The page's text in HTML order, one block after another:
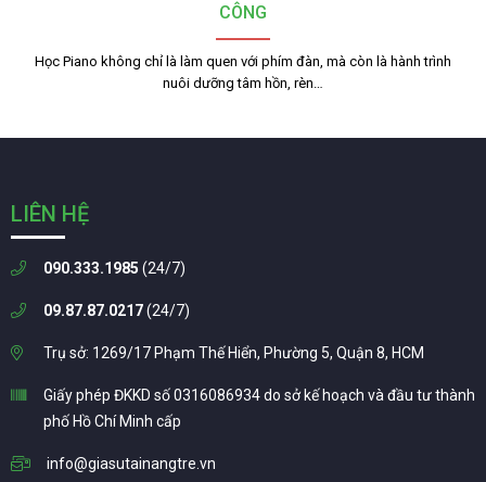
CÔNG
Học Piano không chỉ là làm quen với phím đàn, mà còn là hành trình
nuôi dưỡng tâm hồn, rèn…
LIÊN HỆ
090.333.1985 (24/7)
09.87.87.0217(24/7)
Trụ sở: 1269/17 Phạm Thế Hiển, Phường 5, Quận 8, HCM
Giấy phép ĐKKD số 0316086934 do sở kế hoạch và đầu tư thành
phố Hồ Chí Minh cấp
info@giasutainangtre.vn